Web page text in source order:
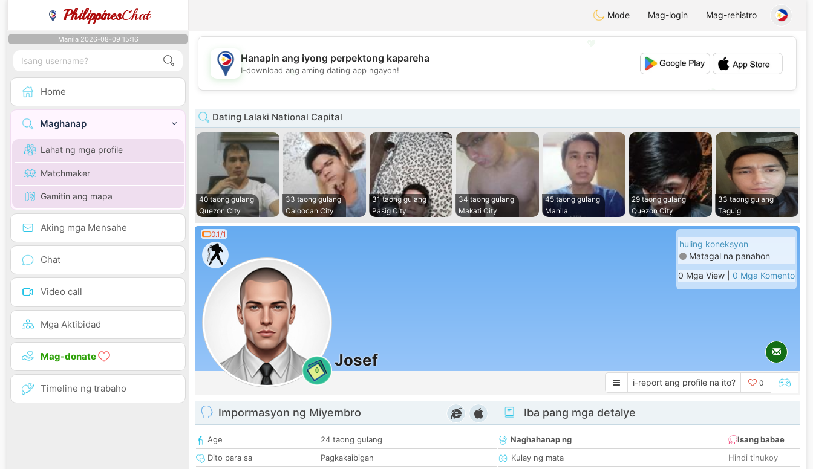
PhilippinesChat Mode Mag-login Mag-rehistro
Manila 2026-08-09 15:16
Home
Maghanap
Lahat ng mga profile
Matchmaker
Gamitin ang mapa
Aking mga Mensahe
Chat
Video call
Mga Aktibidad
Mag-donate
Timeline ng trabaho
💖
💕
Hanapin ang iyong perpektong kapareha
I-download ang aming dating app ngayon!
Dating Lalaki National Capital
40 taong gulang
Quezon City
33 taong gulang
Caloocan City
31 taong gulang
Pasig City
34 taong gulang
Makati City
45 taong gulang
Manila
29 taong gulang
Quezon City
33 taong gulang
Taguig
0.1/1
0
Josef
huling koneksyon
Matagal na panahon
0 Mga View | 0 Mga Komento
i-report ang profile na ito? 0
Impormasyon ng Miyembro
Age
24 taong gulang
Dito para sa
Pagkakaibigan
Iba pang mga detalye
Naghahanap ng
Isang babae
Kulay ng mata
Hindi tinukoy